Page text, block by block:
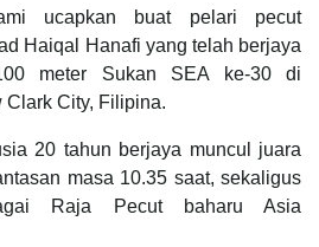
ucapkan buat pelari pecut
Haiqal Hanafi yang telah berjaya
meter Sukan SEA ke-30 di
Clark City, Filipina.
20 tahun berjaya muncul juara
masa 10.35 saat, sekaligus
Raja Pecut baharu Asia